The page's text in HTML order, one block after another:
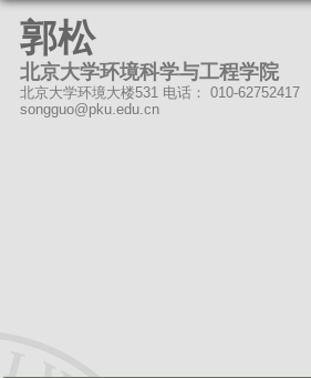
郭松
北京大学环境科学与工程学院
北京大学环境大楼531 电话： 010-62752417
songguo@pku.edu.cn